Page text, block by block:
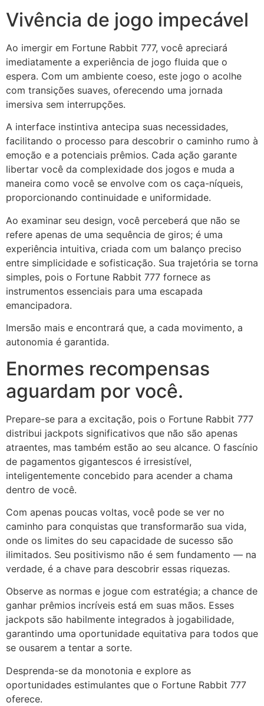
Vivência de jogo impecável
Ao imergir em Fortune Rabbit 777, você apreciará
imediatamente a experiência de jogo fluida que o
espera. Com um ambiente coeso, este jogo o acolhe
com transições suaves, oferecendo uma jornada
imersiva sem interrupções.
A interface instintiva antecipa suas necessidades,
facilitando o processo para descobrir o caminho rumo à
emoção e a potenciais prêmios. Cada ação garante
libertar você da complexidade dos jogos e muda a
maneira como você se envolve com os caça-níqueis,
proporcionando continuidade e uniformidade.
Ao examinar seu design, você perceberá que não se
refere apenas de uma sequência de giros; é uma
experiência intuitiva, criada com um balanço preciso
entre simplicidade e sofisticação. Sua trajetória se torna
simples, pois o Fortune Rabbit 777 fornece as
instrumentos essenciais para uma escapada
emancipadora.
Imersão mais e encontrará que, a cada movimento, a
autonomia é garantida.
Enormes recompensas
aguardam por você.
Prepare-se para a excitação, pois o Fortune Rabbit 777
distribui jackpots significativos que não são apenas
atraentes, mas também estão ao seu alcance. O fascínio
de pagamentos gigantescos é irresistível,
inteligentemente concebido para acender a chama
dentro de você.
Com apenas poucas voltas, você pode se ver no
caminho para conquistas que transformarão sua vida,
onde os limites do seu capacidade de sucesso são
ilimitados. Seu positivismo não é sem fundamento — na
verdade, é a chave para descobrir essas riquezas.
Observe as normas e jogue com estratégia; a chance de
ganhar prêmios incríveis está em suas mãos. Esses
jackpots são habilmente integrados à jogabilidade,
garantindo uma oportunidade equitativa para todos que
se ousarem a tentar a sorte.
Desprenda-se da monotonia e explore as
oportunidades estimulantes que o Fortune Rabbit 777
oferece.